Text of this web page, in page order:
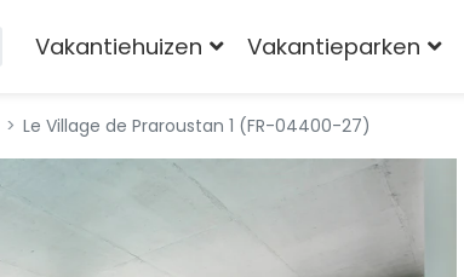
Vakantiehuizen Vakantieparken
Le Village de Praroustan 1 (FR-04400-27)